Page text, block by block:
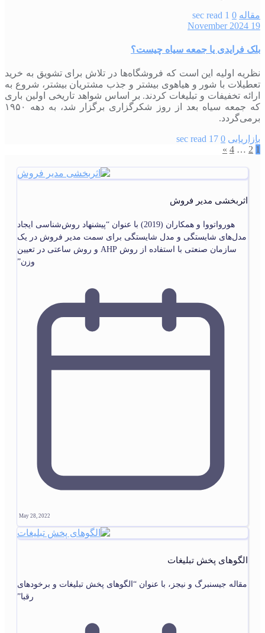
مقاله 0
1 sec read
19 November 2024
بلک فرایدی یا جمعه سیاه چیست؟
نظریه اولیه این است که فروشگاه‌ها در تلاش برای تشویق به خرید
تعطیلات با شور و هیاهوی بیشتر و جذب مشتریان بیشتر، شروع به
ارائه تخفیفات و تبلیغات کردند. بر اساس شواهد تاریخی اولین باری
که جمعه سیاه بعد از روز شکرگزاری برگزار شد، به دهه ۱۹۵۰
برمی‌گردد.
بازاریابی 0
17 sec read
Posts pagination
1
2
…
4
»
اثربخشی مدیر فروش
هورواتووا و همکاران (2019) با عنوان “پیشنهاد روش‌شناسی ایجاد
مدل‌های شایستگی و مدل شایستگی برای سمت مدیر فروش در یک
سازمان صنعتی با استفاده از روش AHP و روش ساعتی در تعیین
وزن”
May 28, 2022
الگوهای پخش تبليغات
مقاله جیسنبرگ و نیجز، با عنوان “الگوهای پخش تبلیغات و برخودهای
رقبا”